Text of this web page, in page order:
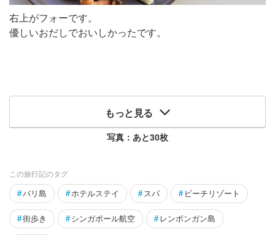
右上がフォーです。
優しいおだしでおいしかったです。
もっと見る
写真：あと30枚
この旅行記のタグ
#バリ島 #ホテルステイ # スパ # ビーチリゾート
#街歩き # シンガポール航空 # レンボンガン島